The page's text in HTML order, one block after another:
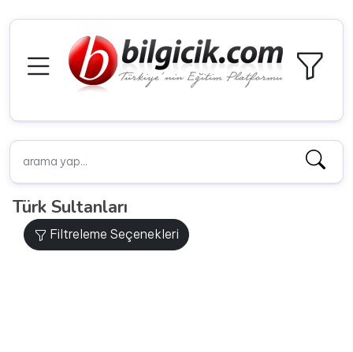
Türk Sultanları
Filtreleme Seçenekleri